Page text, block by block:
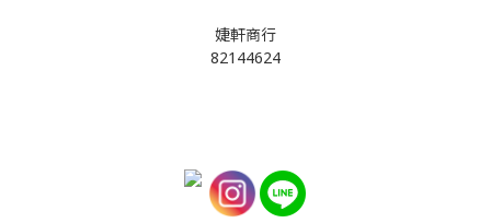
婕軒商行
82144624